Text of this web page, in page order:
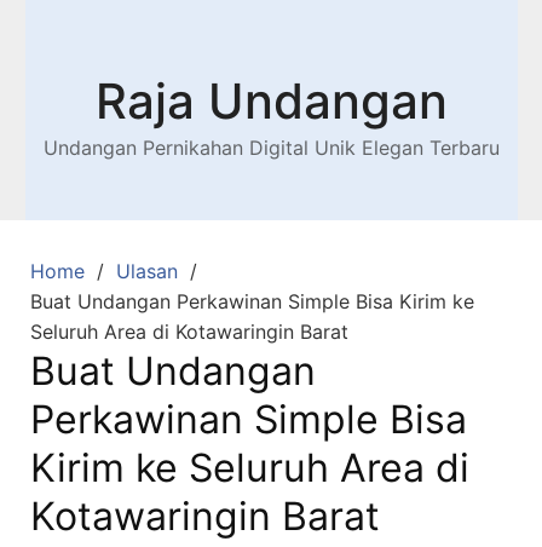
Raja Undangan
Undangan Pernikahan Digital Unik Elegan Terbaru
Home
Ulasan
Buat Undangan Perkawinan Simple Bisa Kirim ke
Seluruh Area di Kotawaringin Barat
Buat Undangan
Perkawinan Simple Bisa
Kirim ke Seluruh Area di
Kotawaringin Barat